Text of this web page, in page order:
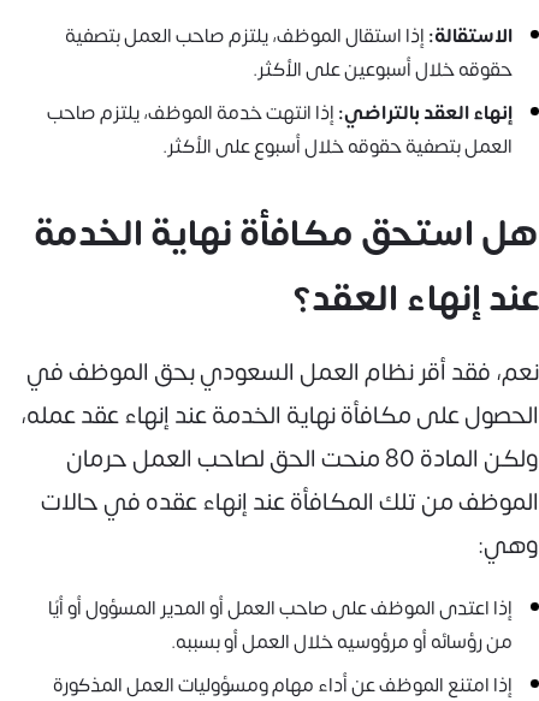
الاستقالة:إذا استقال الموظف، يلتزم صاحب العمل بتصفية
حقوقه خلال أسبوعين على الأكثر.
إنهاء العقد بالتراضي:إذا انتهت خدمة الموظف، يلتزم صاحب
العمل بتصفية حقوقه خلال أسبوع على الأكثر.
هل استحق مكافأة نهاية الخدمة
عند إنهاء العقد؟
نعم، فقد أقر نظام العمل السعودي بحق الموظف في
الحصول على مكافأة نهاية الخدمة عند إنهاء عقد عمله،
ولكن المادة 80 منحت الحق لصاحب العمل حرمان
الموظف من تلك المكافأة عند إنهاء عقده في حالات
وهي:
إذا اعتدى الموظف على صاحب العمل أو المدير المسؤول أو أيًا
من رؤسائه أو مرؤوسيه خلال العمل أو بسببه.
إذا امتنع الموظف عن أداء مهام ومسؤوليات العمل المذكورة